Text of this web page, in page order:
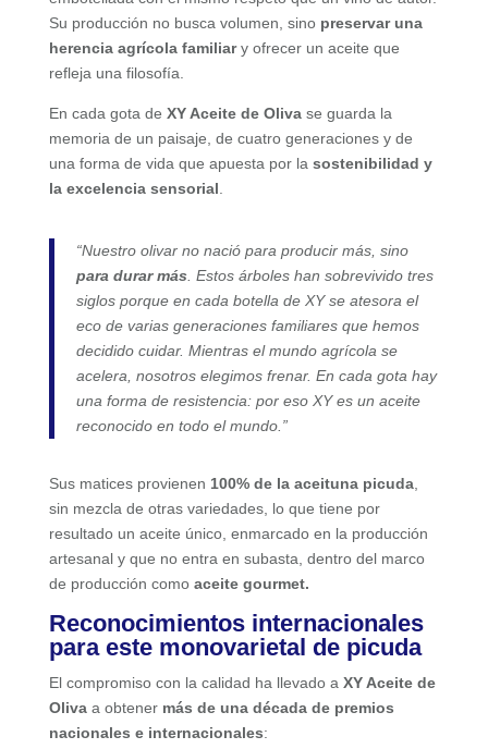
Su producción no busca volumen, sino preservar una
herencia agrícola familiary ofrecer un aceite que
refleja una filosofía.
En cada gota de XY Aceite de Olivase guarda la
memoria de un paisaje, de cuatro generaciones y de
una forma de vida que apuesta por la sostenibilidad y
la excelencia sensorial
“Nuestro olivar no nació para producir más, sino
para durar más . Estos árboles han sobrevivido tres
siglos porque en cada botella de XY se atesora el
eco de varias generaciones familiares que hemos
decidido cuidar. Mientras el mundo agrícola se
acelera, nosotros elegimos frenar. En cada gota hay
una forma de resistencia: por eso XY es un aceite
reconocido en todo el mundo.”
Sus matices provienen 100% de la aceituna picuda,
sin mezcla de otras variedades, lo que tiene por
resultado un aceite único, enmarcado en la producción
artesanal y que no entra en subasta, dentro del marco
de producción como aceite gourmet.
Reconocimientos internacionales
para este monovarietal de picuda
El compromiso con la calidad ha llevado a XY Aceite de
Olivaa obtener más de una década de premios
nacionales e internacionales: